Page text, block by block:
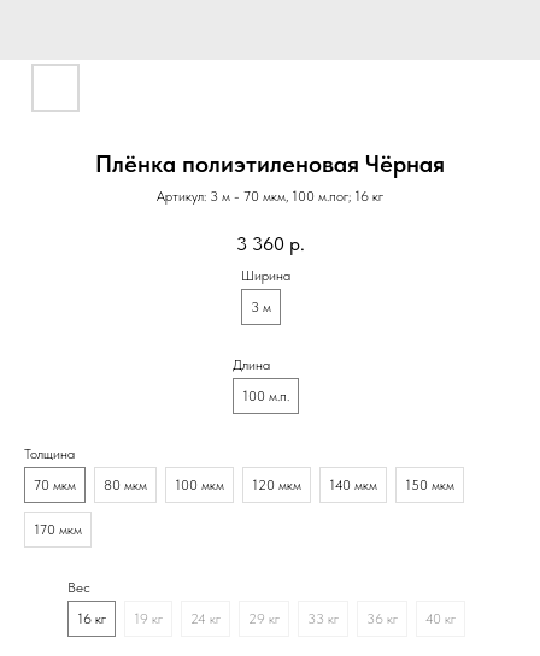
Плёнка полиэтиленовая Чёрная
Артикул: 3 м - 70 мкм, 100 м.пог; 16 кг
3 360 р.
Ширина
3 м
Длина
100 м.п.
Толщина
70 мкм
80 мкм 100 мкм 120 мкм 140 мкм 150 мкм
170 мкм
Вес
16 кг
19 кг 24 кг 29 кг 33 кг 36 кг 40 кг